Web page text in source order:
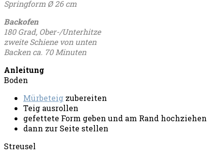
Springform Ø 26 cm
Backofen
180 Grad, Ober-/Unterhitze
zweite Schiene von unten
Backen ca. 70 Minuten
Anleitung
Boden
Mürbeteig zubereiten
Teig ausrollen
gefettete Form geben und am Rand hochziehen
dann zur Seite stellen
Streusel